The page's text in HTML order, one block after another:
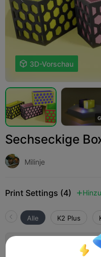
 3D-Vorschau
G
Sechseckige
Milinje
Print Settings (4) 
Alle K2 Plus
0,2 mm